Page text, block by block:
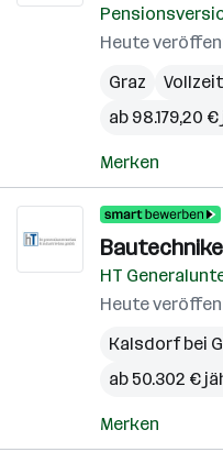
Heute
Graz
ab 98.179,20
Merken
HT
Heute
Kalsdorf bei
ab 50.302 €
Merken